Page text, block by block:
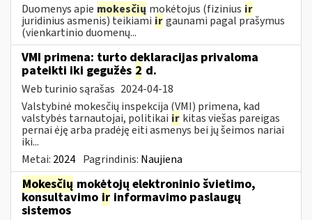
Duomenys apie mokesčių mokėtojus (fizinius ir
juridinius asmenis) teikiami irgaunami pagal prašymus
(vienkartinio duomenų...
VMI primena: turto deklaracijas privaloma
pateikti iki gegužės 2 d.
Web turinio sąrašas 2024-04-18
Valstybinė mokesčių inspekcija (VMI) primena, kad
valstybės tarnautojai, politikai ir kitas viešas pareigas
pernai ėję arba pradėję eiti asmenys bei jų šeimos nariai
iki...
Metai: 2024 Pagrindinis: Naujiena
Mokesčių mokėtojų elektroninio švietimo,
konsultavimo ir informavimo paslaugų
sistemos